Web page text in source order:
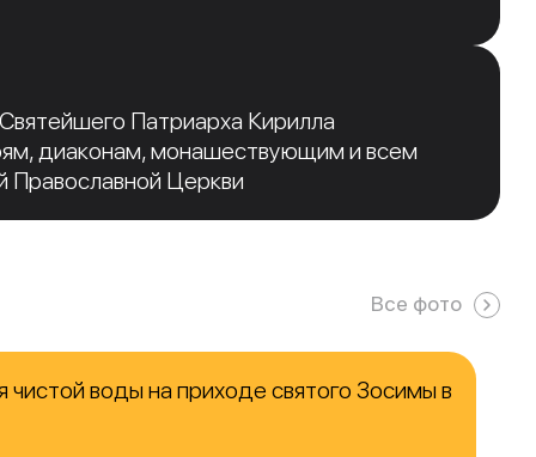
Патриарха Кирилла
диаконам, монашествующим и всем
Православной Церкви
Все фото
воды на приходе святого Зосимы в